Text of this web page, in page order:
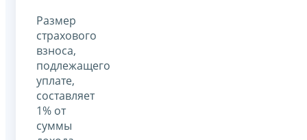
Размер
страхового
взноса,
подлежащего
уплате,
составляет
1% от
суммы